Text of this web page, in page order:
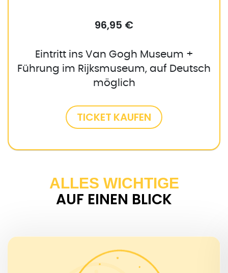
96,95 €
Eintritt ins Van Gogh Museum +
Führung im Rijksmuseum, auf Deutsch
möglich
TICKET KAUFEN
ALLES WICHTIGE
AUF EINEN BLICK
ÖFFNUNGSZEITEN
Alle anderen Monate: